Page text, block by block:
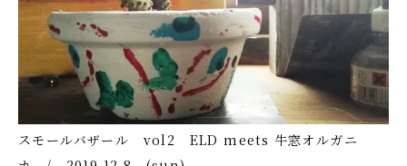
スモールバザール vol2 ELD meets 牛窓オルガニ